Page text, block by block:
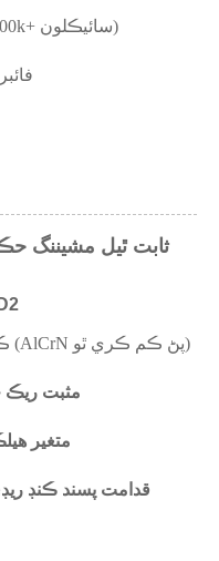
• وڏي مقدار وارا پلاسٽڪ جا حصا (500k+ سائيڪلون)
•
ثابت ٿيل مشيننگ
ڪٽڻ جا اوزار جيڪي بچي وڃن ٿا D2
TiAlN ڪوٽنگ سان (AlCrN پڻ ڪم ڪري ٿو)
• مثبت
• متغير
• قدامت پسند ڪنڊ